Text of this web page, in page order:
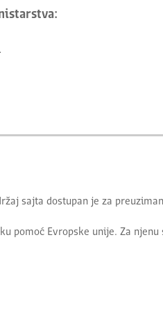
sajta dostupan je za
pomoć Evropske unije. Za